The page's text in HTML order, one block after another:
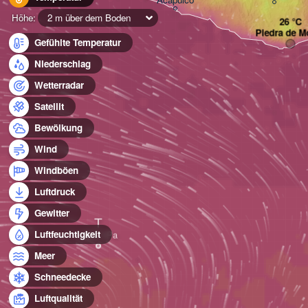
Höhe:
2 m über dem Boden
Gefühlte Temperatur
Niederschlag
Wetterradar
Satellit
Bewölkung
Wind
Windböen
Luftdruck
Gewitter
Luftfeuchtigkeit
Meer
Schneedecke
Luftqualität
Piedra de
T
T